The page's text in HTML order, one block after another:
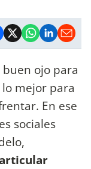
ojo para
mejor para
En ese
sociales